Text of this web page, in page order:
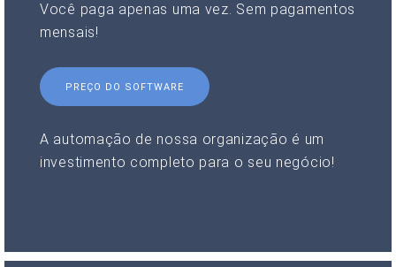
Você paga apenas uma vez. Sem pagamentos
mensais!
PREÇO DO SOFTWARE
A automação de nossa organização é um
investimento completo para o seu negócio!